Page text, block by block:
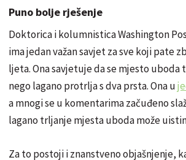
Puno bolje rješenje
Doktorica i kolumnistica Washington
ima jedan važan savjet za sve koji pate
ljeta. Ona savjetuje da se mjesto uboda
nego lagano protrlja s dva prsta. Ona u
a mnogi se u komentarima začuđeno
lagano trljanje mjesta uboda može
Za to postoji i znanstveno objašnjenje,